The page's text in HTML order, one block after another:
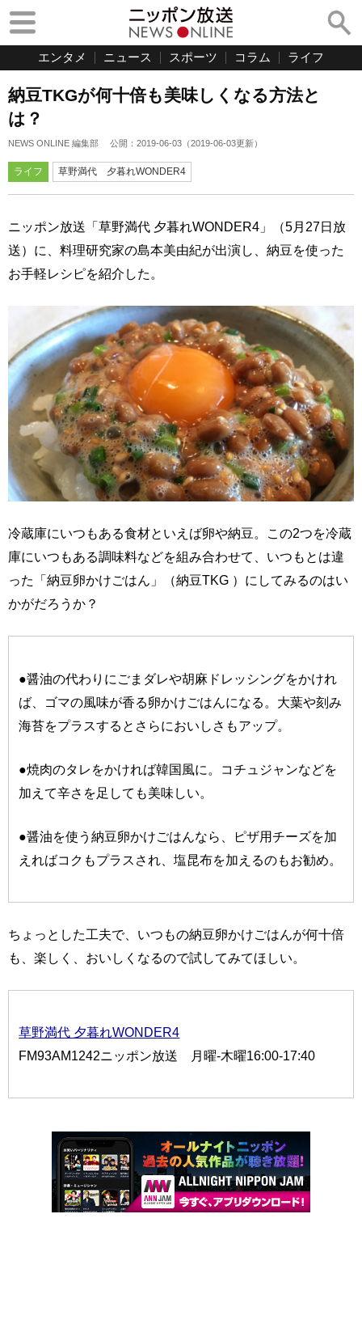
エンタメ ニュース スポーツ コラム ライフ
納豆TKGが何十倍も美味しくなる方法と
は？
NEWS ONLINE 編集部 公開： 2019-06-03 （2019-06-03更新）
ライフ 草野満代 夕暮れWONDER4
ニッポン放送「草野満代 夕暮れWONDER4」（5月27日放
送）に、料理研究家の島本美由紀が出演し、納豆を使った
お手軽レシピを紹介した。
冷蔵庫にいつもある食材といえば卵や納豆。この2つを冷蔵
庫にいつもある調味料などを組み合わせて、いつもとは違
った「納豆卵かけごはん」（納豆TKG ）にしてみるのはい
かがだろうか？
●醤油の代わりにごまダレや胡麻ドレッシングをかけれ
ば、ゴマの風味が香る卵かけごはんになる。大葉や刻み
海苔をプラスするとさらにおいしさもアップ。
●焼肉のタレをかければ韓国風に。コチュジャンなどを
加えて辛さを足しても美味しい。
●醤油を使う納豆卵かけごはんなら、ピザ用チーズを加
えればコクもプラスされ、塩昆布を加えるのもお勧め。
ちょっとした工夫で、いつもの納豆卵かけごはんが何十倍
も、楽しく、おいしくなるので試してみてほしい。
草野満代 夕暮れWONDER4
FM93AM1242ニッポン放送 月曜-木曜16:00-17:40